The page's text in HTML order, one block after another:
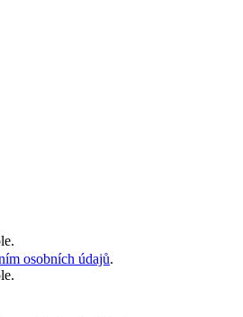
osobních údajů.